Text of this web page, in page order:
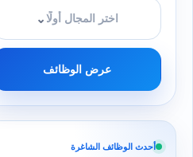
اختر المجال أولًا⌄
عرض الوظائف
أحدث الوظائف الشاغرة